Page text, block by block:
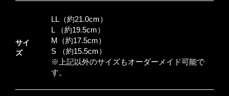
サイ
ズ
LL（約21.0cm）
L （約19.5cm）
M（約17.5cm）
S （約15.5cm）
※上記以外のサイズもオーダーメイド可能で
す。